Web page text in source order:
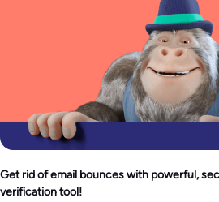
Get rid of email bounces with powerful,
verification tool!